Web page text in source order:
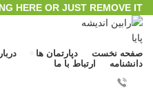
HERE OR JUST REMOVE IT…
صفحه نخست دپارتمان ها
دانشنامه
ارتباط با ما
بزرگنمایی تصویر